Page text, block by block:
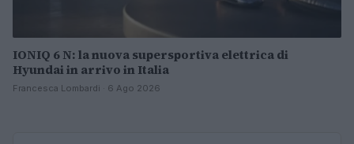
IONIQ 6 N: la nuova supersportiva elettrica di
Hyundai in arrivo in Italia
Francesca Lombardi · 6 Ago 2026